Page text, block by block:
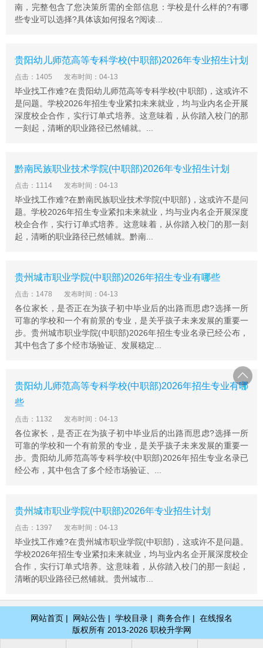
南，完整包含了您决策所需的全部信息：学校是什么样的?有哪
些专业可以选择?具体该如何报名?阅读...
贵阳幼儿师范高等专科学校(中职部)2026年专业招生计划
点击：1405 发布时间：04-13
毕业找工作难?在贵阳幼儿师范高等专科学校(中职部)，这或许不
是问题。学校2026年招生专业紧扣未来就业，均与业内名企开展
深度校企合作，实行订单式培养。这意味着，从你踏入校门的那
一刻起，清晰的职业路径已然铺就。...
黔南民族职业技术学院(中职部)2026年专业招生计划
点击：1114 发布时间：04-13
毕业找工作难?在黔南民族职业技术学院(中职部)，这或许不是问
题。学校2026年招生专业紧扣未来就业，均与业内名企开展深度
校企合作，实行订单式培养。这意味着，从你踏入校门的那一刻
起，清晰的职业路径已然铺就。黔南...
贵州城市职业学院(中职部)2026年招生专业有哪些
点击：1478 发布时间：04-13
各位家长，是否正在为孩子初中毕业后的出路而思虑?选择一所
可靠的学校和一个有前景的专业，是关乎孩子未来发展的重要一
步。贵州城市职业学院(中职部)2026年招生专业名录已经公布，
其中包含了多个经市场验证、发展稳定...
贵阳幼儿师范高等专科学校(中职部)2026年招生专业有哪
些
点击：1132 发布时间：04-13
各位家长，是否正在为孩子初中毕业后的出路而思虑?选择一所
可靠的学校和一个有前景的专业，是关乎孩子未来发展的重要一
步。贵阳幼儿师范高等专科学校(中职部)2026年招生专业名录已
经公布，其中包含了多个经市场验证、...
贵州城市职业学院(中职部)2026年专业招生计划
点击：1397 发布时间：04-13
毕业找工作难?在贵州城市职业学院(中职部)，这或许不是问题。
学校2026年招生专业紧扣未来就业，均与业内名企开展深度校企
合作，实行订单式培养。这意味着，从你踏入校门的那一刻起，
清晰的职业路径已然铺就。贵州城市...
网站首页 | 网站公告 | 学校目录 | 商务合作 | 在线报名
版权所有 2013-2026 职校升学网